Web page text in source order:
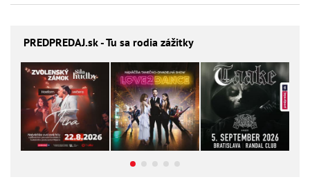
PREDPREDAJ.sk - Tu sa rodia zážitky